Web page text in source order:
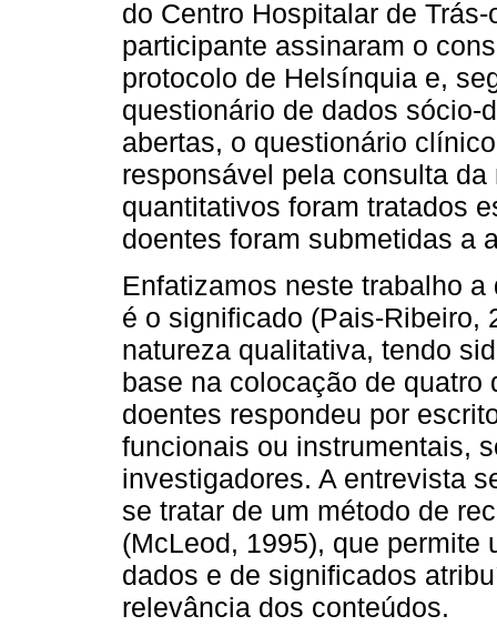
do Centro Hospitalar de
participante assinaram o
protocolo de Helsínquia e,
questionário de dados sócio-
abertas, o questionário
responsável pela consulta
quantitativos foram tratados
doentes foram submetidas a
Enfatizamos neste trabalho
é o significado (Pais-Ribeiro,
natureza qualitativa, tendo
base na colocação de
doentes respondeu por
funcionais ou instrumentais,
investigadores. A entrevista
se tratar de um método de
(McLeod, 1995), que permite
dados e de significados
relevância dos conteúdos.